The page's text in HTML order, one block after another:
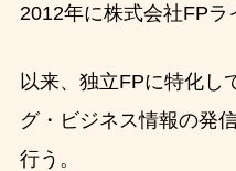
2012年に株式会社FPラ
以来、独立FPに特化し
グ・ビジネス情報の発
行う。